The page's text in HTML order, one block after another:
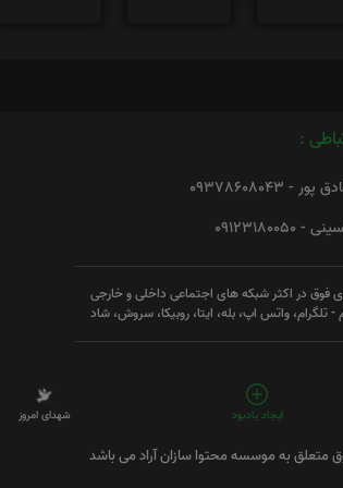
:
09378608043
فوق در اکثر شبکه های اجتماعی داخلی و خارجی
تلگرام، واتس اپ، بله، ایتا، روبیکا، سروش، شاد
ایجاد یادبود شهدای امروز
متعلق به موسسه محتوا سازان آراد می باشد